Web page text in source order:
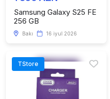
Samsung Galaxy S25 FE
256 GB
Bakı 16 iyul 2026
TStore